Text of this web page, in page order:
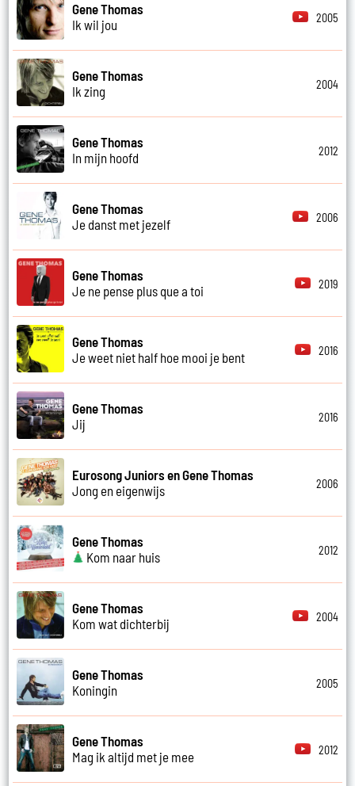
Gene Thomas
Ik wil jou
2005
Gene Thomas
Ik zing
2004
Gene Thomas
In mijn hoofd
2012
Gene Thomas
Je danst met jezelf
2006
Gene Thomas
Je ne pense plus que a toi
2019
Gene Thomas
Je weet niet half hoe mooi je bent
2016
Gene Thomas
Jij
2016
Eurosong Juniors en Gene Thomas
Jong en eigenwijs
2006
Gene Thomas
Kom naar huis
2012
Gene Thomas
Kom wat dichterbij
2004
Gene Thomas
Koningin
2005
Gene Thomas
Mag ik altijd met je mee
2012